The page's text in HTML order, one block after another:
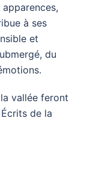
à ses
et
du
vallée feront
de la